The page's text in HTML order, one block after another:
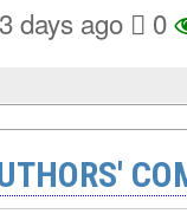
days ago 0